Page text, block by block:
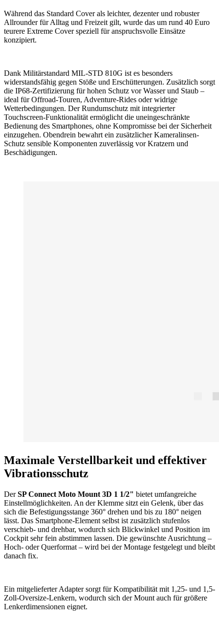
Während das Standard Cover als leichter, dezenter und robuster
Allrounder für Alltag und Freizeit gilt, wurde das um rund 40 Euro
teurere Extreme Cover speziell für anspruchsvolle Einsätze
konzipiert.
Dank Militärstandard MIL-STD 810G ist es besonders
widerstandsfähig gegen Stöße und Erschütterungen. Zusätzlich sorgt
die IP68-Zertifizierung für hohen Schutz vor Wasser und Staub –
ideal für Offroad-Touren, Adventure-Rides oder widrige
Wetterbedingungen. Der Rundumschutz mit integrierter
Touchscreen-Funktionalität ermöglicht die uneingeschränkte
Bedienung des Smartphones, ohne Kompromisse bei der Sicherheit
einzugehen. Obendrein bewahrt ein zusätzlicher Kameralinsen-
Schutz sensible Komponenten zuverlässig vor Kratzern und
Beschädigungen.
Maximale Verstellbarkeit und effektiver
Vibrationsschutz
DerSP Connect Moto Mount 3D 1 1/2" bietet umfangreiche
Einstellmöglichkeiten. An der Klemme sitzt ein Gelenk, über das
sich die Befestigungsstange 360° drehen und bis zu 180° neigen
lässt. Das Smartphone-Element selbst ist zusätzlich stufenlos
verschieb- und drehbar, wodurch sich Blickwinkel und Position im
Cockpit sehr fein abstimmen lassen. Die gewünschte Ausrichtung –
Hoch- oder Querformat – wird bei der Montage festgelegt und bleibt
danach fix.
Ein mitgelieferter Adapter sorgt für Kompatibilität mit 1,25- und 1,5-
Zoll-Oversize-Lenkern, wodurch sich der Mount auch für größere
Lenkerdimensionen eignet.